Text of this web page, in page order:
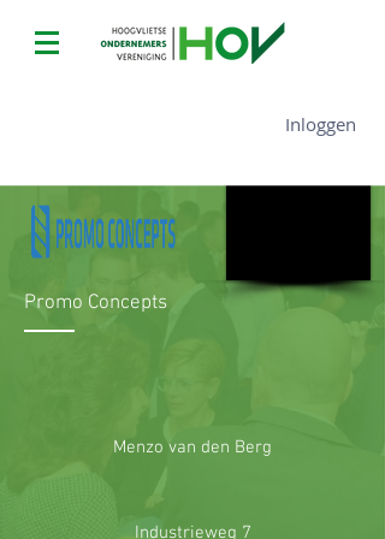
Inloggen
Promo Concepts
Menzo van den Berg
Industrieweg 7